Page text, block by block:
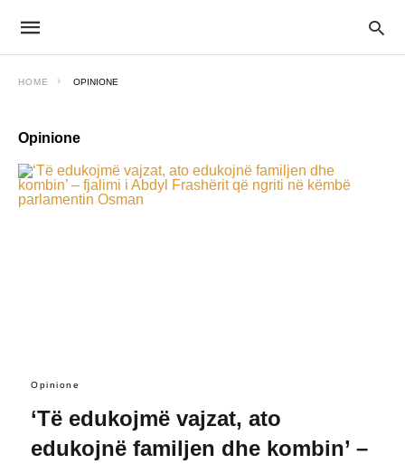
HOME OPINIONE
Opinione
Opinione
‘Të edukojmë vajzat, ato
edukojnë familjen dhe kombin’ –